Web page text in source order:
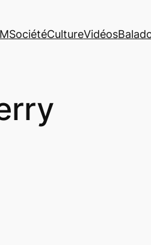
SociétéCultureVidéos